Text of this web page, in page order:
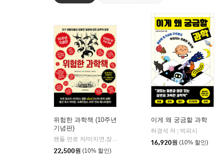
위험한 과학책 (10주년
기념판)
랜들 먼로 저/이지연,장영재 공역/이명현 감수 | 시공사
22,500원 (10% 할인)
이게 왜 궁금할 과학
허경석 저
빅피시
16,920원 (10% 할인)